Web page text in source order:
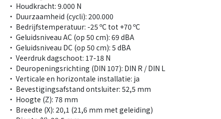
• Houdkracht: 9.000 N
• Duurzaamheid (cycli): 200.000
• Bedrijfstemperatuur: -25 ºC tot +70 ºC
• Geluidsniveau AC (op 50 cm): 69 dBA
• Geluidsniveau DC (op 50 cm): 5 dBA
• Veerdruk dagschoot: 17-18 N
• Deuropeningsrichting (DIN 107): DIN R / DIN L
• Verticale en horizontale installatie: ja
• Bevestigingsafstand ontsluiter: 52,5 mm
• Hoogte (Z): 78 mm
• Breedte (X): 20,1 (21,6 mm met geleiding)